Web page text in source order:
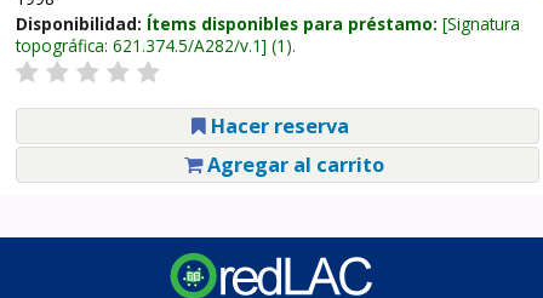
Disponibilidad: Ítems disponibles para préstamo: Signatura
topográfica: 621.374.5/A282/v.1 (1).
Hacer reserva
Agregar al carrito